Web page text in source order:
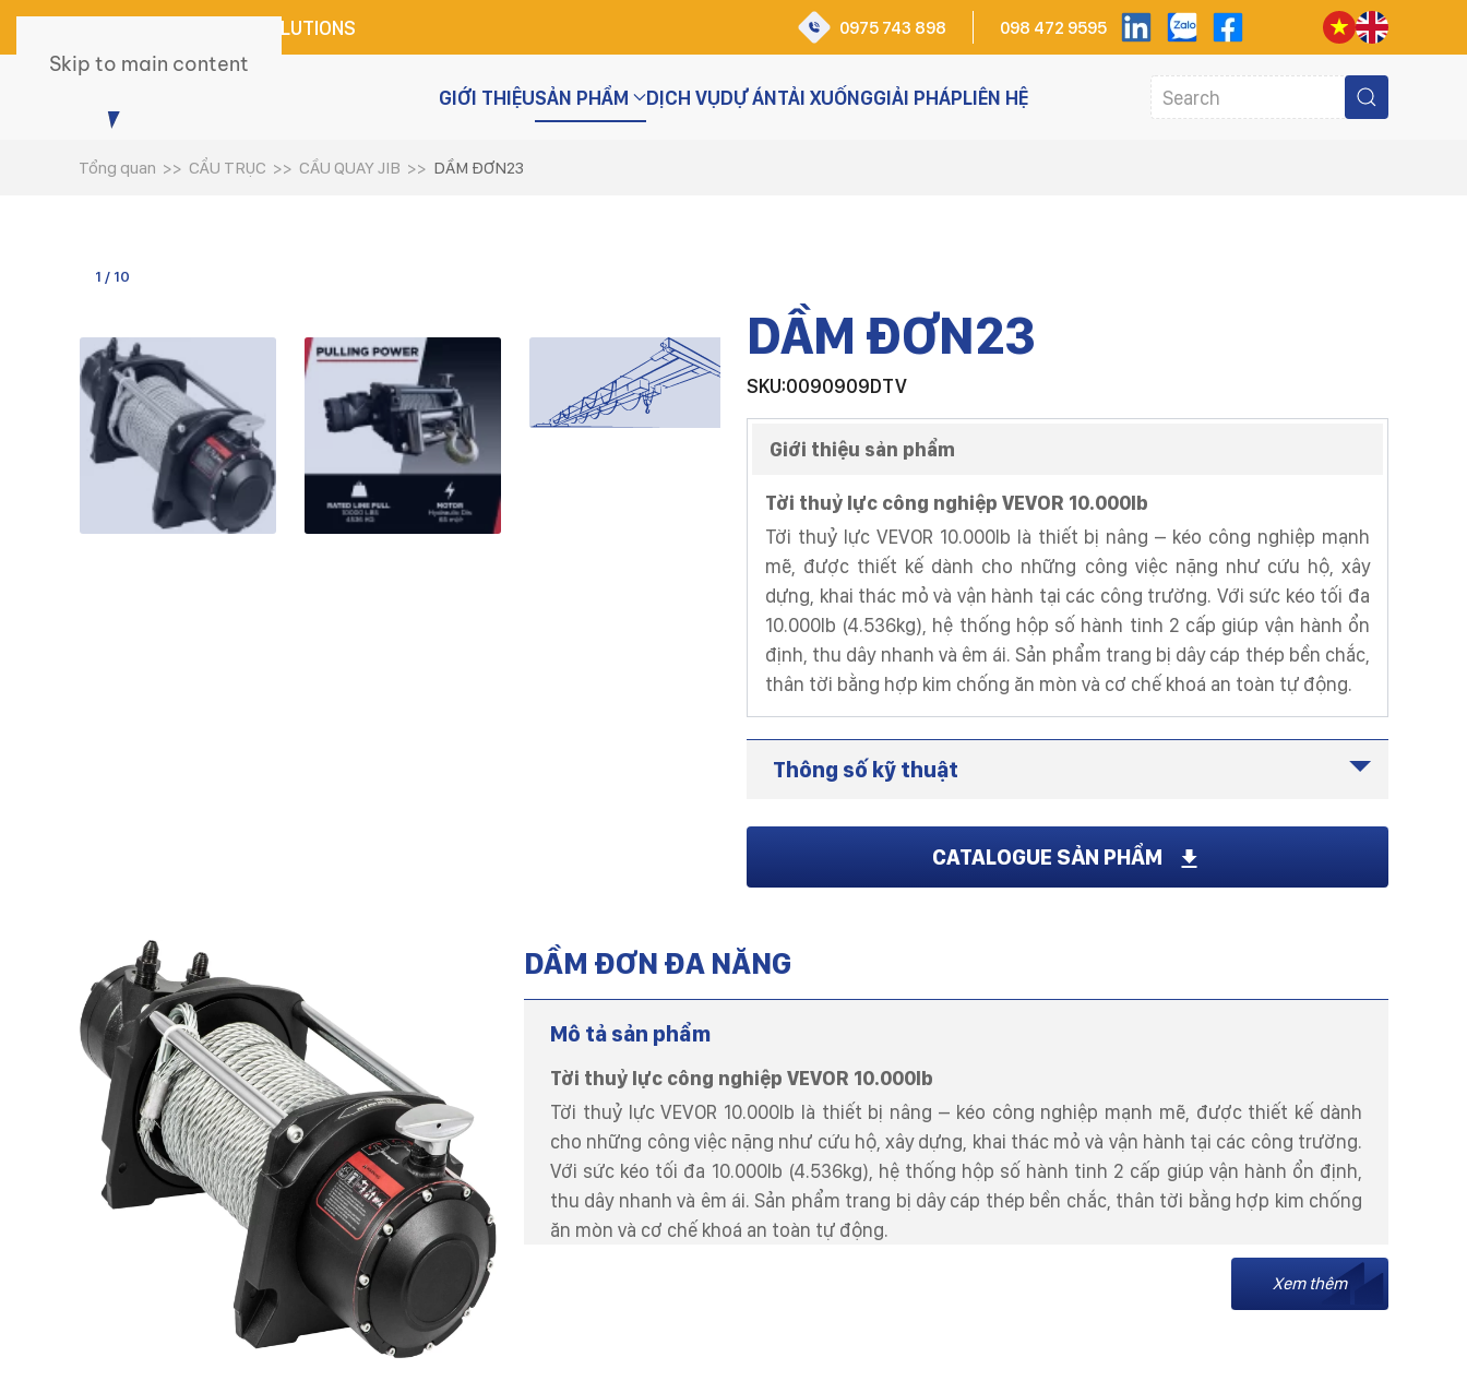
Skip to main content
INNOVATIVE LIFTING SOLUTIONS 0975 743 898 098 472 9595
GIỚI THIỆUSẢN PHẨM DỊCH VỤDỰ ÁNTẢI XUỐNGGIẢI PHÁPLIÊN HỆ
Tổng quan CẨU TRỤC CẦU QUAY JIB DẦM ĐƠN23
1 / 10
DẦM ĐƠN23
SKU:0090909DTV
Giới thiệu sản phẩm
Tời thuỷ lực công nghiệp VEVOR 10.000lb
Tời thuỷ lực VEVOR 10.000lb là thiết bị nâng – kéo công nghiệp mạnh
mẽ, được thiết kế dành cho những công việc nặng như cứu hộ, xây
dựng, khai thác mỏ và vận hành tại các công trường. Với sức kéo tối đa
10.000lb (4.536kg), hệ thống hộp số hành tinh 2 cấp giúp vận hành ổn
định, thu dây nhanh và êm ái. Sản phẩm trang bị dây cáp thép bền chắc,
thân tời bằng hợp kim chống ăn mòn và cơ chế khoá an toàn tự động.
Thông số kỹ thuật
Thép hợp kim, phủ sơn tĩnh điện chống gỉ
CATALOGUE SẢN PHẨM
DẦM ĐƠN ĐA NĂNG
Mô tả sản phẩm
Tời thuỷ lực công nghiệp VEVOR 10.000lb
Tời thuỷ lực VEVOR 10.000lb là thiết bị nâng – kéo công nghiệp mạnh mẽ, được thiết kế dành
cho những công việc nặng như cứu hộ, xây dựng, khai thác mỏ và vận hành tại các công trường.
Với sức kéo tối đa 10.000lb (4.536kg), hệ thống hộp số hành tinh 2 cấp giúp vận hành ổn định,
thu dây nhanh và êm ái. Sản phẩm trang bị dây cáp thép bền chắc, thân tời bằng hợp kim chống
ăn mòn và cơ chế khoá an toàn tự động.
Xem thêm